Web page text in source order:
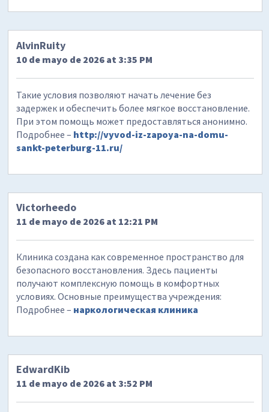
AlvinRuity
10 de mayo de 2026 at 3:35 PM
Такие условия позволяют начать лечение без
задержек и обеспечить более мягкое восстановление.
При этом помощь может предоставляться анонимно.
Подробнее – http://vyvod-iz-zapoya-na-domu-
sankt-peterburg-11.ru/
Victorheedo
11 de mayo de 2026 at 12:21 PM
Клиника создана как современное пространство для
безопасного восстановления. Здесь пациенты
получают комплексную помощь в комфортных
условиях. Основные преимущества учреждения:
Подробнее – наркологическая клиника
EdwardKib
11 de mayo de 2026 at 3:52 PM